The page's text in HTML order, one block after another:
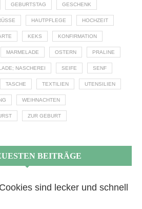
GEBURTSTAG GESCHENK
HAUTPFLEGE HOCHZEIT
KEKS KONFIRMATION
MARMELADE OSTERN PRALINE
NASCHEREI SEIFE SENF
TASCHE TEXTILIEN UTENSILIEN
WEIHNACHTEN
ZUR GEBURT
BEITRÄGE